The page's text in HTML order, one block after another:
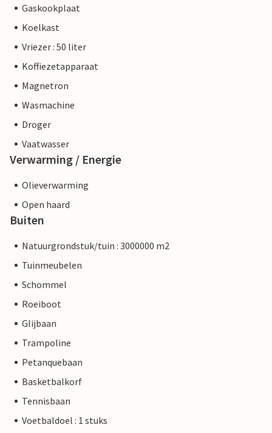
Gaskookplaat
Koelkast
Vriezer : 50 liter
Koffiezetapparaat
Magnetron
Wasmachine
Droger
Vaatwasser
Verwarming / Energie
Olieverwarming
Open haard
Buiten
Natuurgrondstuk/tuin : 3000000 m2
Tuinmeubelen
Schommel
Roeiboot
Glijbaan
Trampoline
Petanquebaan
Basketbalkorf
Tennisbaan
Voetbaldoel : 1 stuks